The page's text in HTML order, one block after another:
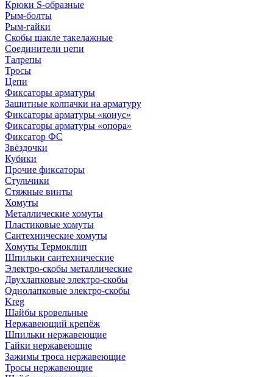
Крюки S-образные
Рым-болты
Рым-гайки
Скобы шакле такелажные
Соединители цепи
Талрепы
Тросы
Цепи
Фиксаторы арматуры
Защитные колпачки на арматуру
Фиксаторы арматуры «конус»
Фиксаторы арматуры «опора»
Фиксатор ФС
Звёздочки
Кубики
Прочие фиксаторы
Стульчики
Стяжные винты
Хомуты
Металлические хомуты
Пластиковые хомуты
Сантехнические хомуты
Хомуты Термоклип
Шпильки сантехнические
Электро-скобы металлические
Двухлапковые электро-скобы
Однолапковые электро-скобы
Kreg
Шайбы кровельные
Нержавеющий крепёж
Шпильки нержавеющие
Гайки нержавеющие
Зажимы троса нержавеющие
Тросы нержавеющие